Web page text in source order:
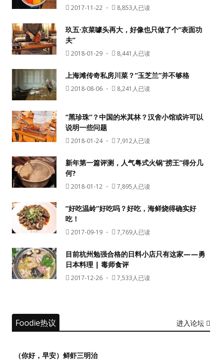
用户名或Email
密码
记住我的登录状态
没帐号？注册一个
2017-11-22 ・ 8,853人已读
玖五·京菜噱头再大，好像也只做了个“表面功
夫”
2018-01-29 ・ 8,441人已读
上海滩传奇私房川菜？“玉芝兰”并不够格
2018-08-06 ・ 8,241人已读
“黑珍珠”？中国的米其林？汉舍小馆或许可以
说明一些问题
2018-01-24・ 7,912人已读
新年第一篇评测，人气粤式火锅“捞王”得分几
何?
2018-01-12 ・ 7,895人已读
“好吃温岭”好吃吗？好吃，海鲜烧得确实好
吃！
2017-09-19 ・ 7,769人已读
目前杭州勉强合格的日料小店只有这家——勇
日本料理 | 毒师食评
2017-12-26 ・ 7,533人已读
Foodie热议 进入论坛
（你好，早安）鲜虾三明治